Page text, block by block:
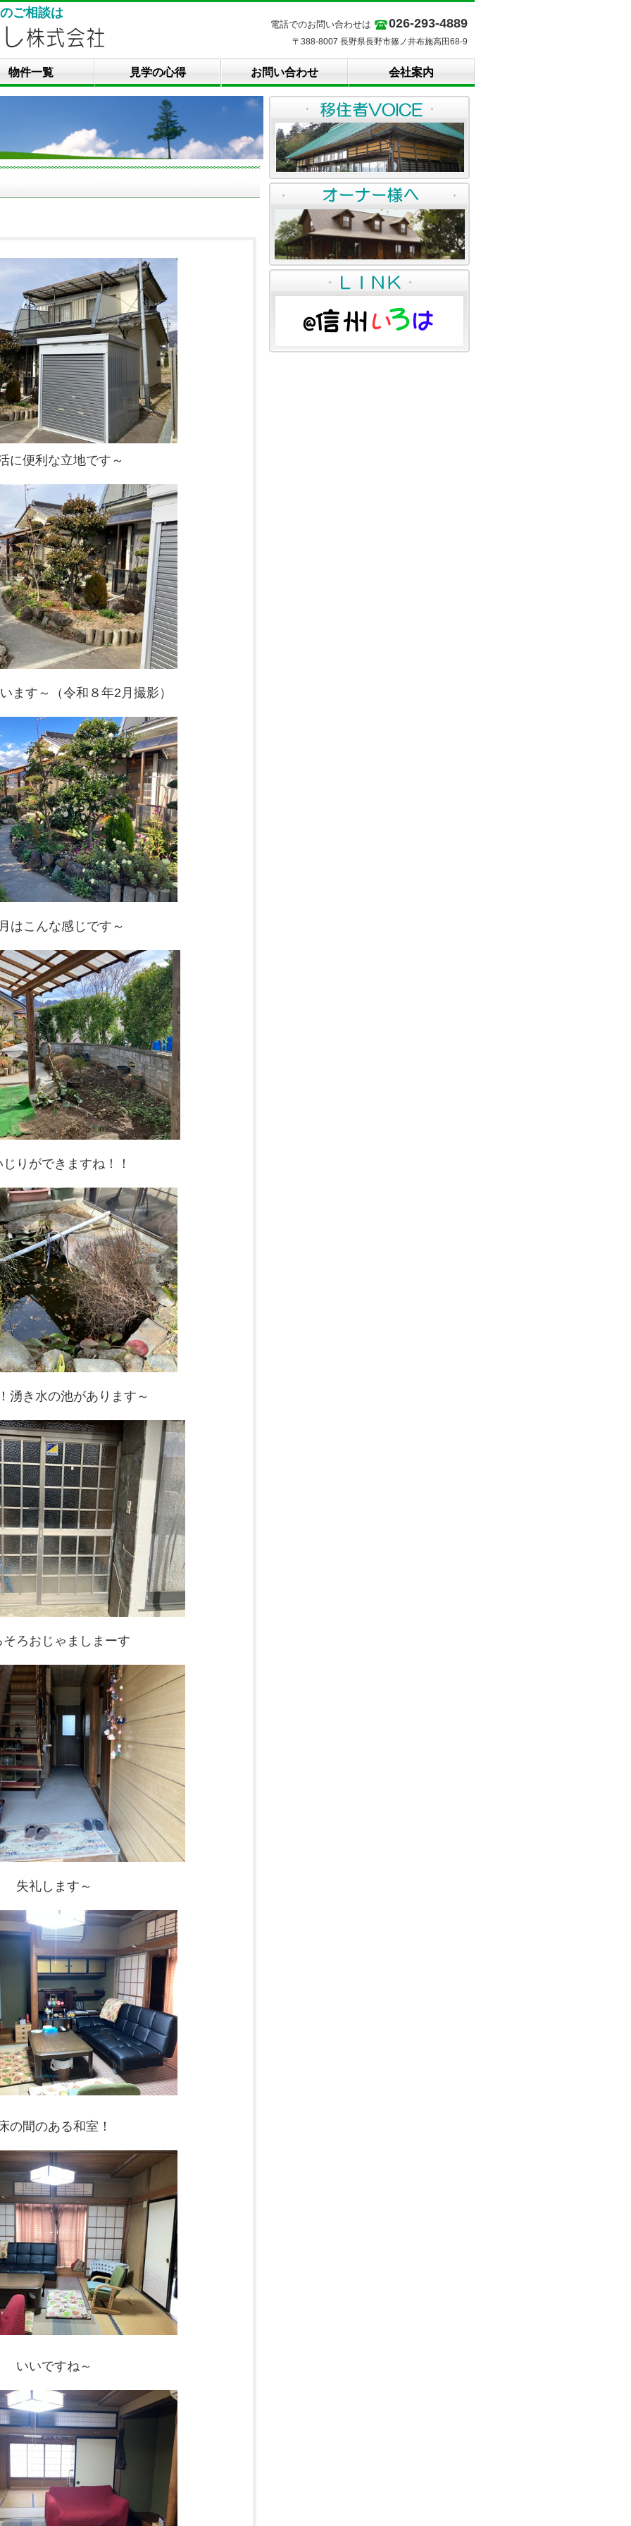
ご相談は
電話でのお問い合わせは 026-293-4889
〒388-8007 長野県長野市篠ノ井布施高田68-9
に便利な立地です～
ます～（令和８年2月撮影）
はこんな感じです～
りができますね！！
湧き水の池があります～
そろおじゃましまーす
失礼します～
の間のある和室！
いいですね～
物件一覧 見学の心得 お問い合わせ 会社案内